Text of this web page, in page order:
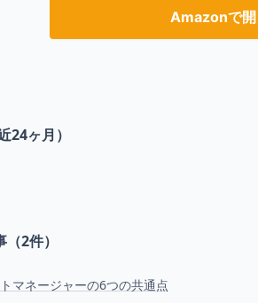
Amazonで開
24ヶ月）
（2件）
マネージャーの6つの共通点